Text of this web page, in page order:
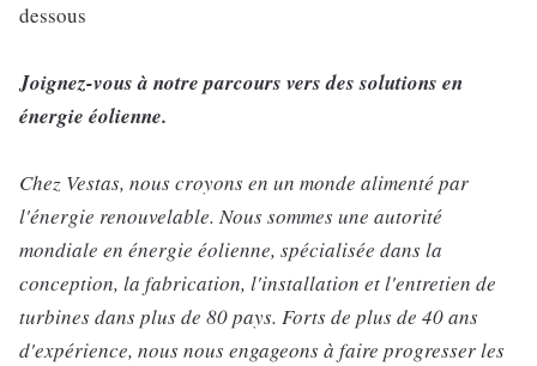
dessous
Joignez-vous à notre parcours vers des solutions en
énergie éolienne.
Chez Vestas, nous croyons en un monde alimenté par
l'énergie renouvelable. Nous sommes une autorité
mondiale en énergie éolienne, spécialisée dans la
conception, la fabrication, l'installation et l'entretien de
turbines dans plus de 80 pays. Forts de plus de 40 ans
d'expérience, nous nous engageons à faire progresser les